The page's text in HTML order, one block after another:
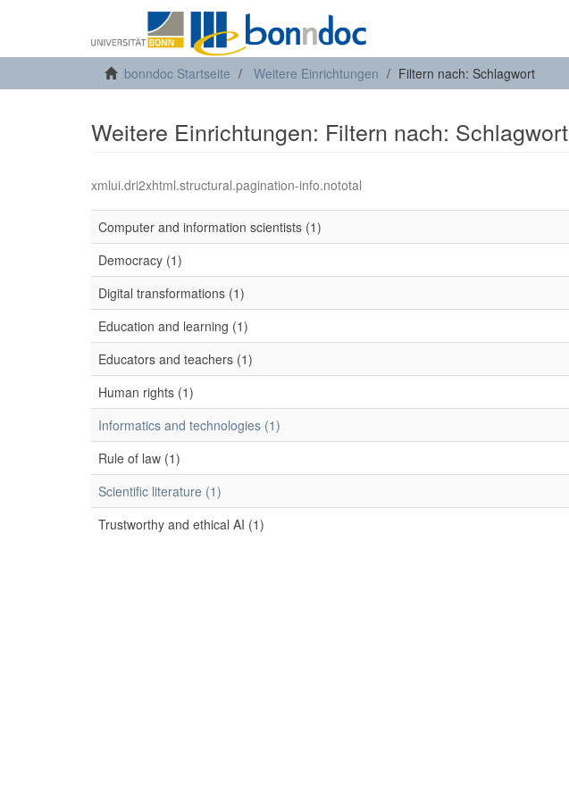
bonndoc Startseite Weitere Einrichtungen Filtern nach: Schlagwort
Weitere Einrichtungen: Filtern nach: Schlagwort
xmlui.dri2xhtml.structural.pagination-info.nototal
Computer and information scientists (1)
Democracy (1)
Digital transformations (1)
Education and learning (1)
Educators and teachers (1)
Human rights (1)
Informatics and technologies (1)
Rule of law (1)
Scientific literature (1)
Trustworthy and ethical AI (1)